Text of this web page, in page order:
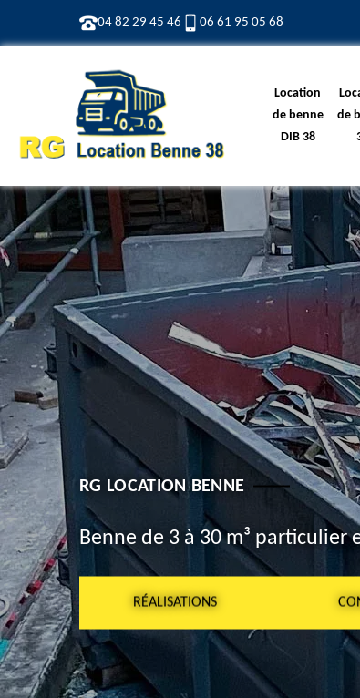
04 82 29 45 46 06 61 95 05 68
Location
de benne
DIB 38
de
RG LOCATION BENNE
Benne de 3 à 30 m³ particulier
RÉALISATIONS